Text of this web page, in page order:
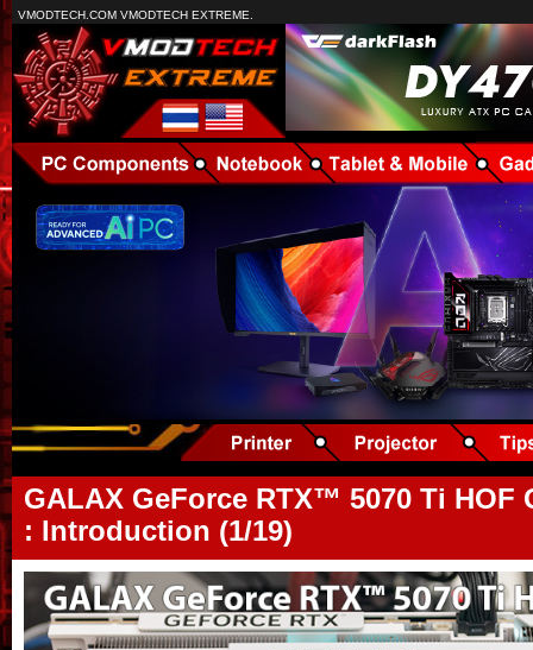
VMODTECH.COM VMODTECH EXTREME.
GALAX GeForce RTX™ 5070 Ti HOF
: Introduction (1/19)